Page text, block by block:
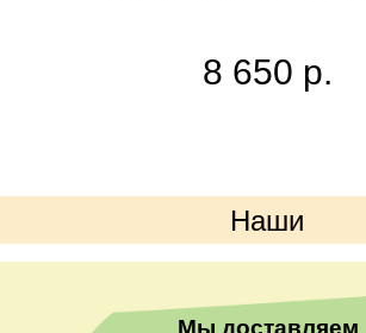
8 650 р.
Наши
преимущества
Мы доставляем